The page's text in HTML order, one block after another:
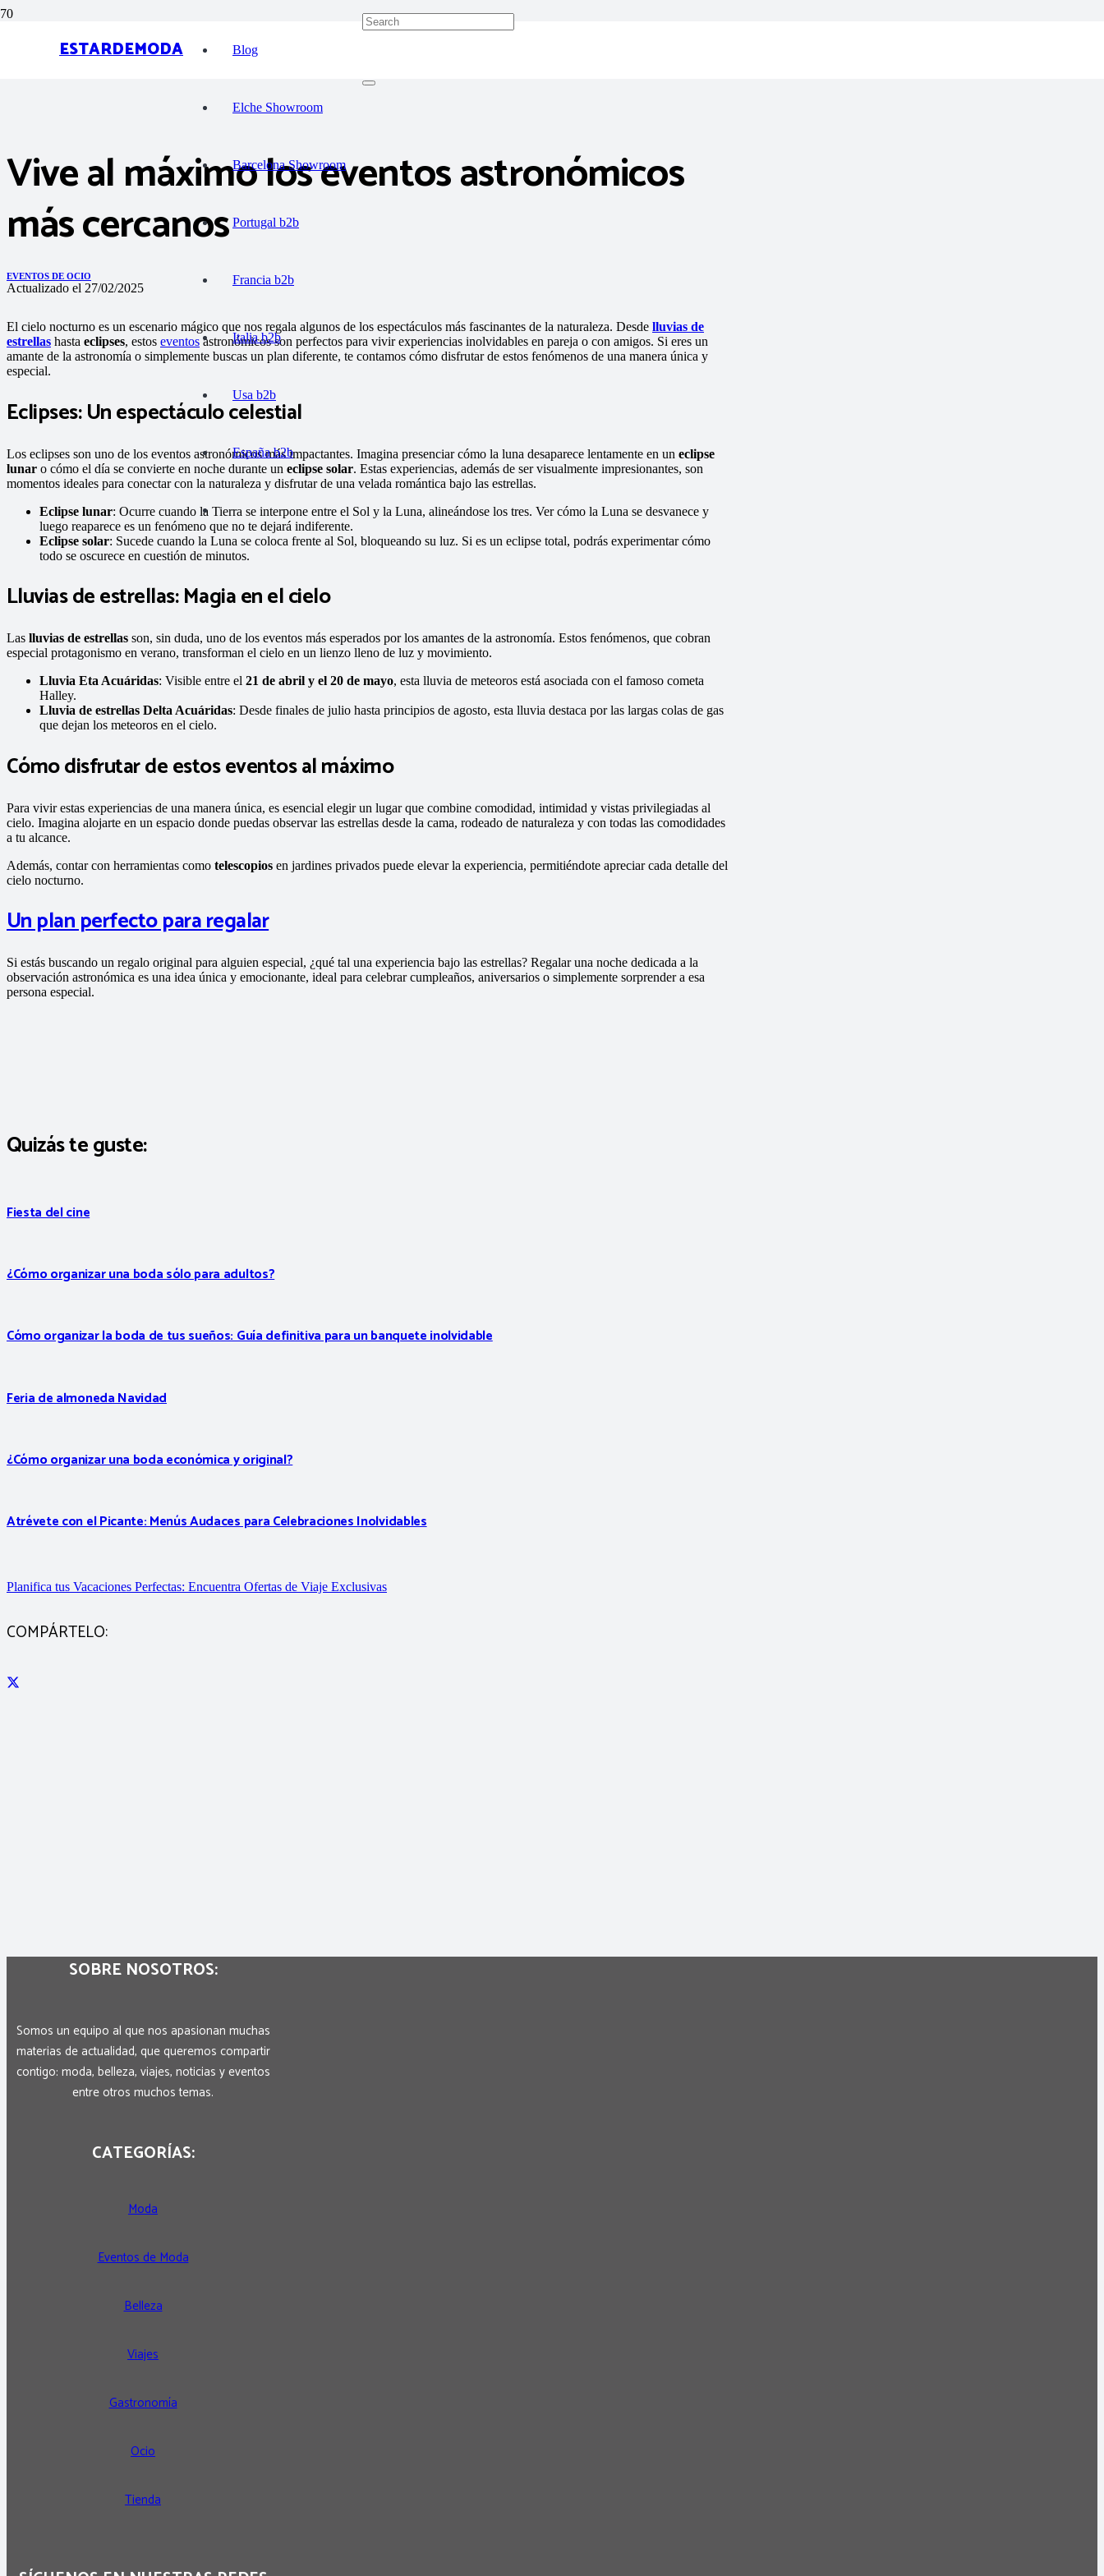
ESTARDEMODA Blog
Elche Showroom
Barcelona Showroom
Portugal b2b
Francia b2b
Italia b2b
Usa b2b
España b2b
Vive al máximo los eventos astronómicos
más cercanos
EVENTOS DE OCIO
Actualizado el 27/02/2025
El cielo nocturno es un escenario mágico que nos regala algunos de los espectáculos más fascinantes de la naturaleza. Desde lluvias de
estrellas hasta eclipses, estos eventos astronómicos son perfectos para vivir experiencias inolvidables en pareja o con amigos. Si eres un
amante de la astronomía o simplemente buscas un plan diferente, te contamos cómo disfrutar de estos fenómenos de una manera única y
especial.
Eclipses: Un espectáculo celestial
Los eclipses son uno de los eventos astronómicos más impactantes. Imagina presenciar cómo la luna desaparece lentamente en un eclipse
lunar o cómo el día se convierte en noche durante un eclipse solar. Estas experiencias, además de ser visualmente impresionantes, son
momentos ideales para conectar con la naturaleza y disfrutar de una velada romántica bajo las estrellas.
Eclipse lunar: Ocurre cuando la Tierra se interpone entre el Sol y la Luna, alineándose los tres. Ver cómo la Luna se desvanece y
luego reaparece es un fenómeno que no te dejará indiferente.
Eclipse solar: Sucede cuando la Luna se coloca frente al Sol, bloqueando su luz. Si es un eclipse total, podrás experimentar cómo
todo se oscurece en cuestión de minutos.
Lluvias de estrellas: Magia en el cielo
Las lluvias de estrellas son, sin duda, uno de los eventos más esperados por los amantes de la astronomía. Estos fenómenos, que cobran
especial protagonismo en verano, transforman el cielo en un lienzo lleno de luz y movimiento.
Lluvia Eta Acuáridas: Visible entre el 21 de abril y el 20 de mayo, esta lluvia de meteoros está asociada con el famoso cometa
Halley.
Lluvia de estrellas Delta Acuáridas: Desde finales de julio hasta principios de agosto, esta lluvia destaca por las largas colas de gas
que dejan los meteoros en el cielo.
Cómo disfrutar de estos eventos al máximo
Para vivir estas experiencias de una manera única, es esencial elegir un lugar que combine comodidad, intimidad y vistas privilegiadas al
cielo. Imagina alojarte en un espacio donde puedas observar las estrellas desde la cama, rodeado de naturaleza y con todas las comodidades
a tu alcance.
Además, contar con herramientas como telescopios en jardines privados puede elevar la experiencia, permitiéndote apreciar cada detalle del
cielo nocturno.
Un plan perfecto para regalar
Si estás buscando un regalo original para alguien especial, ¿qué tal una experiencia bajo las estrellas? Regalar una noche dedicada a la
observación astronómica es una idea única y emocionante, ideal para celebrar cumpleaños, aniversarios o simplemente sorprender a esa
persona especial.
Quizás te guste:
Fiesta del cine
¿Cómo organizar una boda sólo para adultos?
Cómo organizar la boda de tus sueños: Guía definitiva para un banquete inolvidable
Feria de almoneda Navidad
¿Cómo organizar una boda económica y original?
Atrévete con el Picante: Menús Audaces para Celebraciones Inolvidables
Planifica tus Vacaciones Perfectas: Encuentra Ofertas de Viaje Exclusivas
COMPÁRTELO:
SOBRE NOSOTROS:
Somos un equipo al que nos apasionan muchas
materias de actualidad, que queremos compartir
contigo: moda, belleza, viajes, noticias y eventos
entre otros muchos temas.
CATEGORÍAS:
Moda
Eventos de Moda
Belleza
Viajes
Gastronomía
Ocio
Tienda